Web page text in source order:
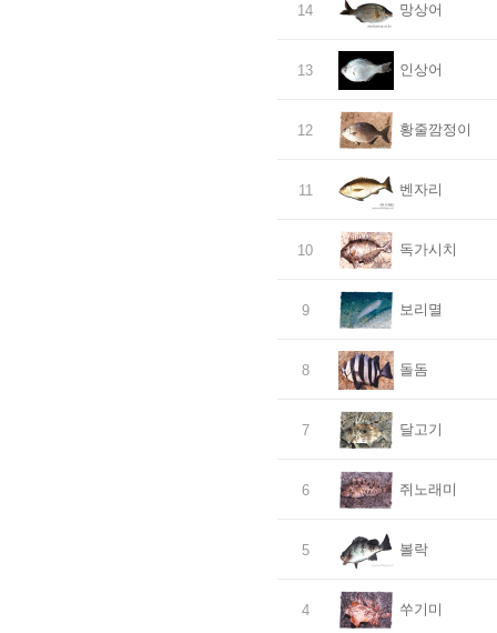
14 망상어
13 인상어
12 황줄깜정이
11 벤자리
10 독가시치
9 보리멸
8 돌돔
7 달고기
6 쥐노래미
5 볼락
4 쑤기미